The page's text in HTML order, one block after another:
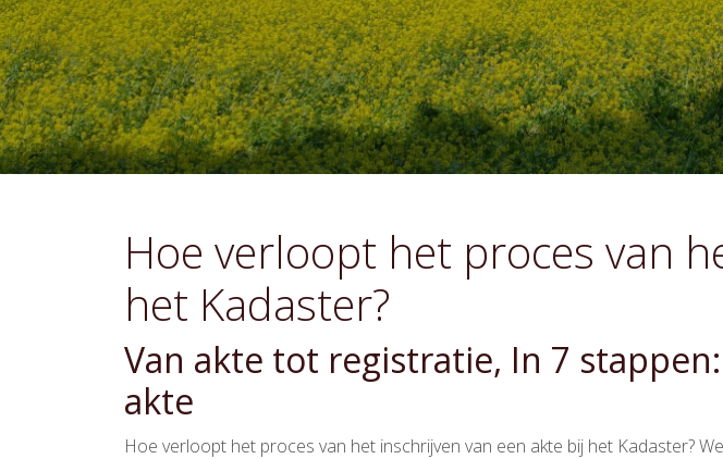
Hoe verloopt het proces van
het Kadaster?
Van akte tot registratie, In 7
akte
Hoe verloopt het proces van het inschrijven van een akte bij het Kadaster?